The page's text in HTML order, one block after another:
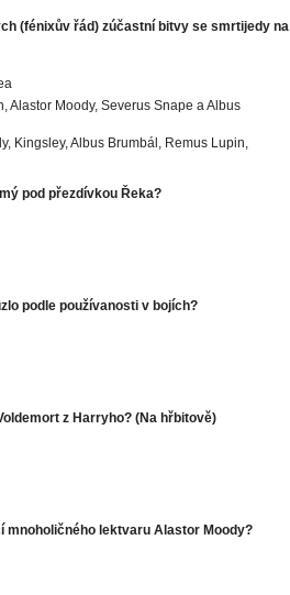
(fénixův řád) zúčastní bitvy se smrtijedy na
Alastor Moody, Severus Snape a Albus
Kingsley, Albus Brumbál, Remus Lupin,
pod přezdívkou Řeka?
podle používanosti v bojích?
z Harryho? (Na hřbitově)
mnoholičného lektvaru Alastor Moody?